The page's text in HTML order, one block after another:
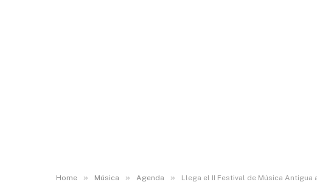
Home » Música » Agenda » Llega el II Festival de Música Antigua